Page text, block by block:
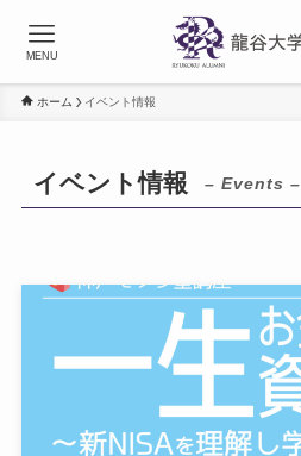
MENU
ホーム イベント情報
イベント情報 – Events –